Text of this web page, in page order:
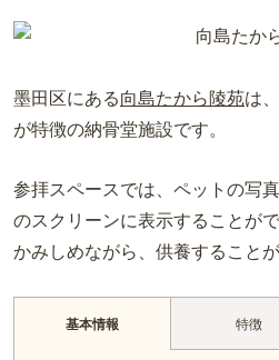
墨田区にある向島たから陵苑は
が特徴の納骨堂施設です。
参拝スペースでは、ペットの写
のスクリーンに表示することが
かみしめながら、供養すること
基本情報 特徴